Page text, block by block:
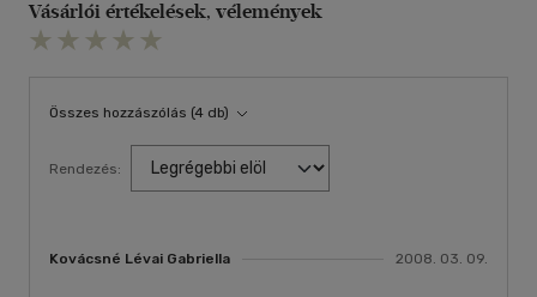
Vásárlói értékelések, vélemények
Összes hozzászólás (4 db)
Rendezés:
Kovácsné Lévai Gabriella 2008. 03. 09.